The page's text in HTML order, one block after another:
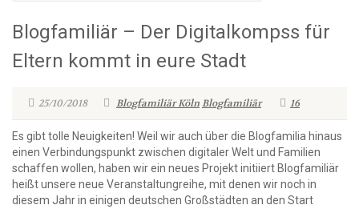
Blogfamiliär – Der Digitalkompss für
Eltern kommt in eure Stadt
25/10/2018 Blogfamiliär KölnBlogfamiliär 16
Es gibt tolle Neuigkeiten! Weil wir auch über die Blogfamilia hinaus
einen Verbindungspunkt zwischen digitaler Welt und Familien
schaffen wollen, haben wir ein neues Projekt initiiert Blogfamiliär
heißt unsere neue Veranstaltungreihe, mit denen wir noch in
diesem Jahr in einigen deutschen Großstädten an den Start